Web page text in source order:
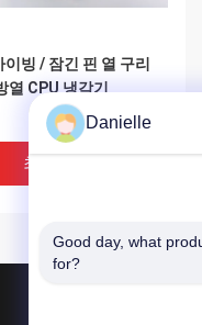
이빙 / 잠긴 핀 열 구리
열 CPU 냉각기
최고의 가격
Danielle
Good day, what
for?